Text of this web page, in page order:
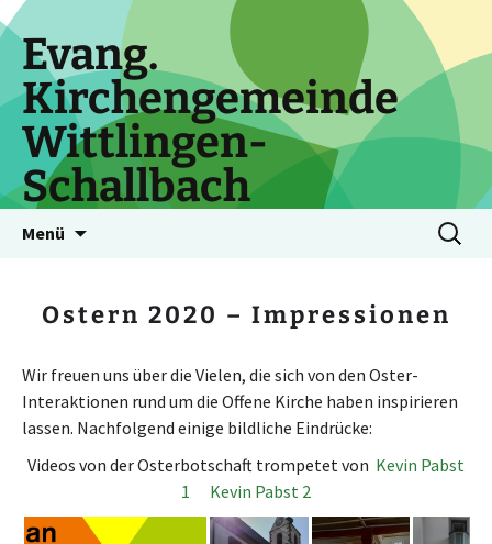
Zum
Inhalt
springen
Evang.
Kirchengemeinde
Wittlingen-
Schallbach
Menü
Suchen
nach:
Ostern 2020 – Impressionen
Wir freuen uns über die Vielen, die sich von den Oster-
Interaktionen rund um die Offene Kirche haben inspirieren
lassen. Nachfolgend einige bildliche Eindrücke:
Videos von der Osterbotschaft trompetet von Kevin Pabst
1
Kevin Pabst 2